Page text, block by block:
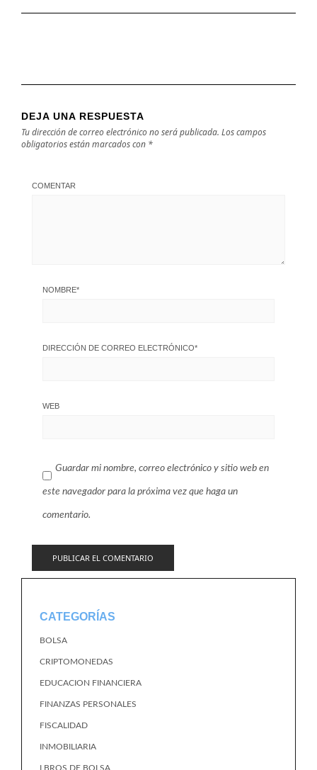
DEJA UNA RESPUESTA
Tu dirección de correo electrónico no será publicada. Los campos
obligatorios están marcados con *
COMENTAR
NOMBRE*
DIRECCIÓN DE CORREO ELECTRÓNICO*
WEB
Guardar mi nombre, correo electrónico y sitio web en
este navegador para la próxima vez que haga un
comentario.
CATEGORÍAS
BOLSA
CRIPTOMONEDAS
EDUCACION FINANCIERA
FINANZAS PERSONALES
FISCALIDAD
INMOBILIARIA
LBROS DE BOLSA